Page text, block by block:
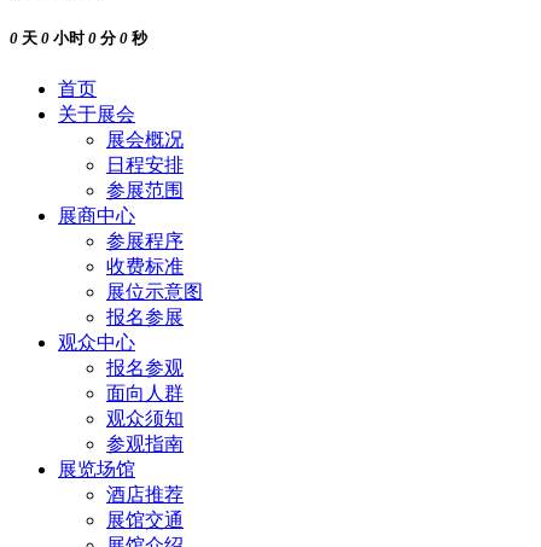
0 天 0 小时 0 分 0 秒
首页
关于展会
展会概况
日程安排
参展范围
展商中心
参展程序
收费标准
展位示意图
报名参展
观众中心
报名参观
面向人群
观众须知
参观指南
展览场馆
酒店推荐
展馆交通